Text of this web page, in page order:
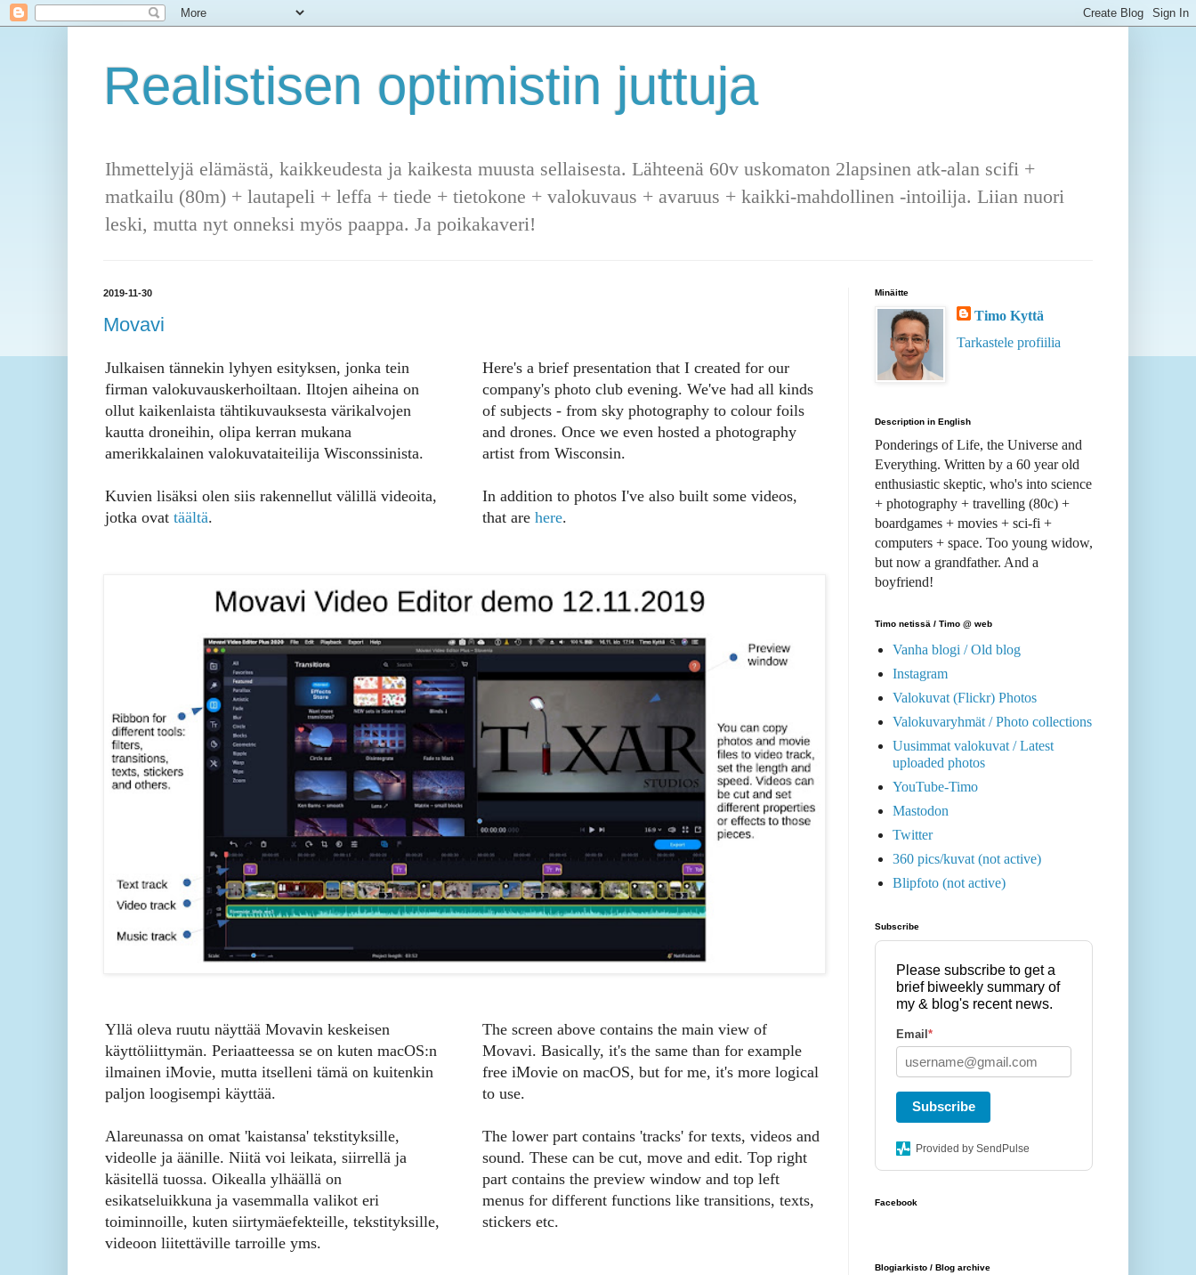
Realistisen optimistin juttuja
Ihmettelyjä elämästä, kaikkeudesta ja kaikesta muusta sellaisesta. Lähteenä 60v uskomaton 2lapsinen atk-alan scifi +
matkailu (80m) + lautapeli + leffa + tiede + tietokone + valokuvaus + avaruus + kaikki-mahdollinen -intoilija. Liian nuori
leski, mutta nyt onneksi myös paappa. Ja poikakaveri!
2019-11-30
Movavi
Julkaisen tännekin lyhyen esityksen, jonka tein
firman valokuvauskerhoiltaan. Iltojen aiheina on
ollut kaikenlaista tähtikuvauksesta värikalvojen
kautta droneihin, olipa kerran mukana
amerikkalainen valokuvataiteilija Wisconssinista.
Kuvien lisäksi olen siis rakennellut välillä videoita,
jotka ovat täältä.
Here's a brief presentation that I created for our
company's photo club evening. We've had all kinds
of subjects - from sky photography to colour foils
and drones. Once we even hosted a photography
artist from Wisconsin.
In addition to photos I've also built some videos,
that are here.
Yllä oleva ruutu näyttää Movavin keskeisen
käyttöliittymän. Periaatteessa se on kuten macOS:n
ilmainen iMovie, mutta itselleni tämä on kuitenkin
paljon loogisempi käyttää.
Alareunassa on omat 'kaistansa' tekstityksille,
videolle ja äänille. Niitä voi leikata, siirrellä ja
käsitellä tuossa. Oikealla ylhäällä on
esikatseluikkuna ja vasemmalla valikot eri
toiminnoille, kuten siirtymäefekteille, tekstityksille,
videoon liitettäville tarroille yms.
The screen above contains the main view of
Movavi. Basically, it's the same than for example
free iMovie on macOS, but for me, it's more logical
to use.
The lower part contains 'tracks' for texts, videos and
sound. These can be cut, move and edit. Top right
part contains the preview window and top left
menus for different functions like transitions, texts,
stickers etc.
Minäitte
Timo Kyttä
Tarkastele profiilia
Description in English
Ponderings of Life, the Universe and
Everything. Written by a 60 year old
enthusiastic skeptic, who's into science
+ photography + travelling (80c) +
boardgames + movies + sci-fi +
computers + space. Too young widow,
but now a grandfather. And a
boyfriend!
Timo netissä / Timo @ web
Vanha blogi / Old blog
Instagram
Valokuvat (Flickr) Photos
Valokuvaryhmät / Photo collections
Uusimmat valokuvat / Latest
uploaded photos
YouTube-Timo
Mastodon
Twitter
360 pics/kuvat (not active)
Blipfoto (not active)
Subscribe
Please subscribe to get a
brief biweekly summary of
my & blog's recent news.
Email *
Subscribe
Provided by SendPulse
Facebook
Blogiarkisto / Blog archive